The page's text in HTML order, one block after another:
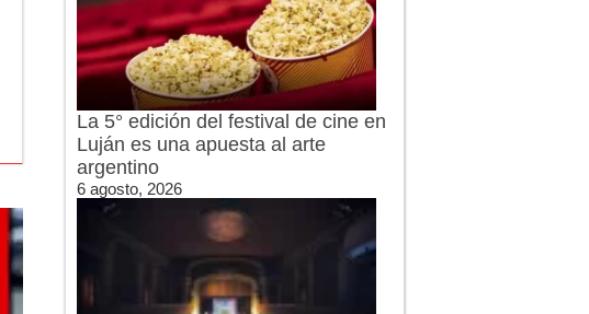
La 5° edición del festival de cine en
Luján es una apuesta al arte
argentino
6 agosto, 2026